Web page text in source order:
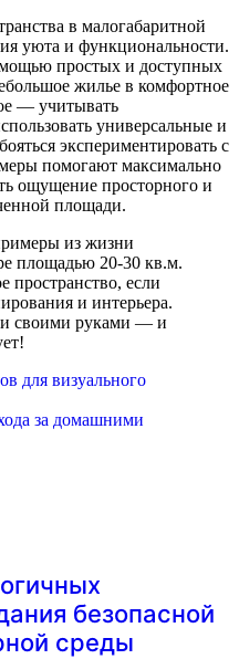
в малогабаритной
уюта и функциональности.
простых и доступных
жилье в комфортное
— учитывать
универсальные и
экспериментировать с
помогают максимально
ощущение просторного и
площади.
из жизни
площадью 20-30 кв.м.
пространство, если
и интерьера.
своими руками — и
для визуального
за домашними
безопасной
среды